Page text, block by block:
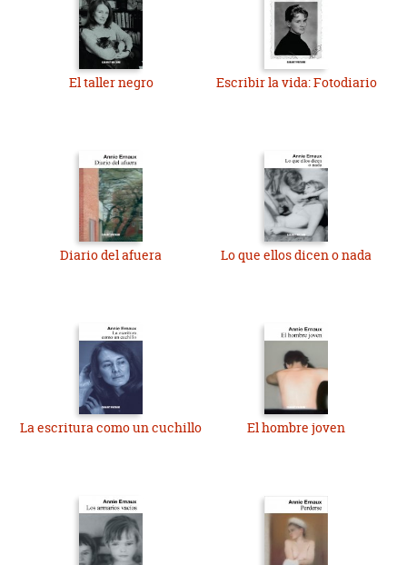
El taller negro Escribir la vida: Fotodiario
Diario del afuera Lo que ellos dicen o nada
La escritura como un cuchillo El hombre joven